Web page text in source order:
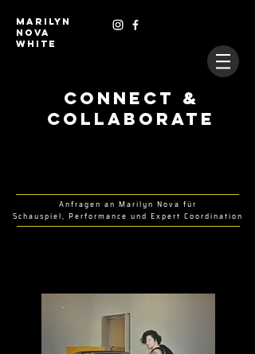
MARILYN
NOVA
WHITE
CONNECT &
COLLABORATE
Anfragen an Marilyn Nova für
Schauspiel, Performance und Expert Coordination